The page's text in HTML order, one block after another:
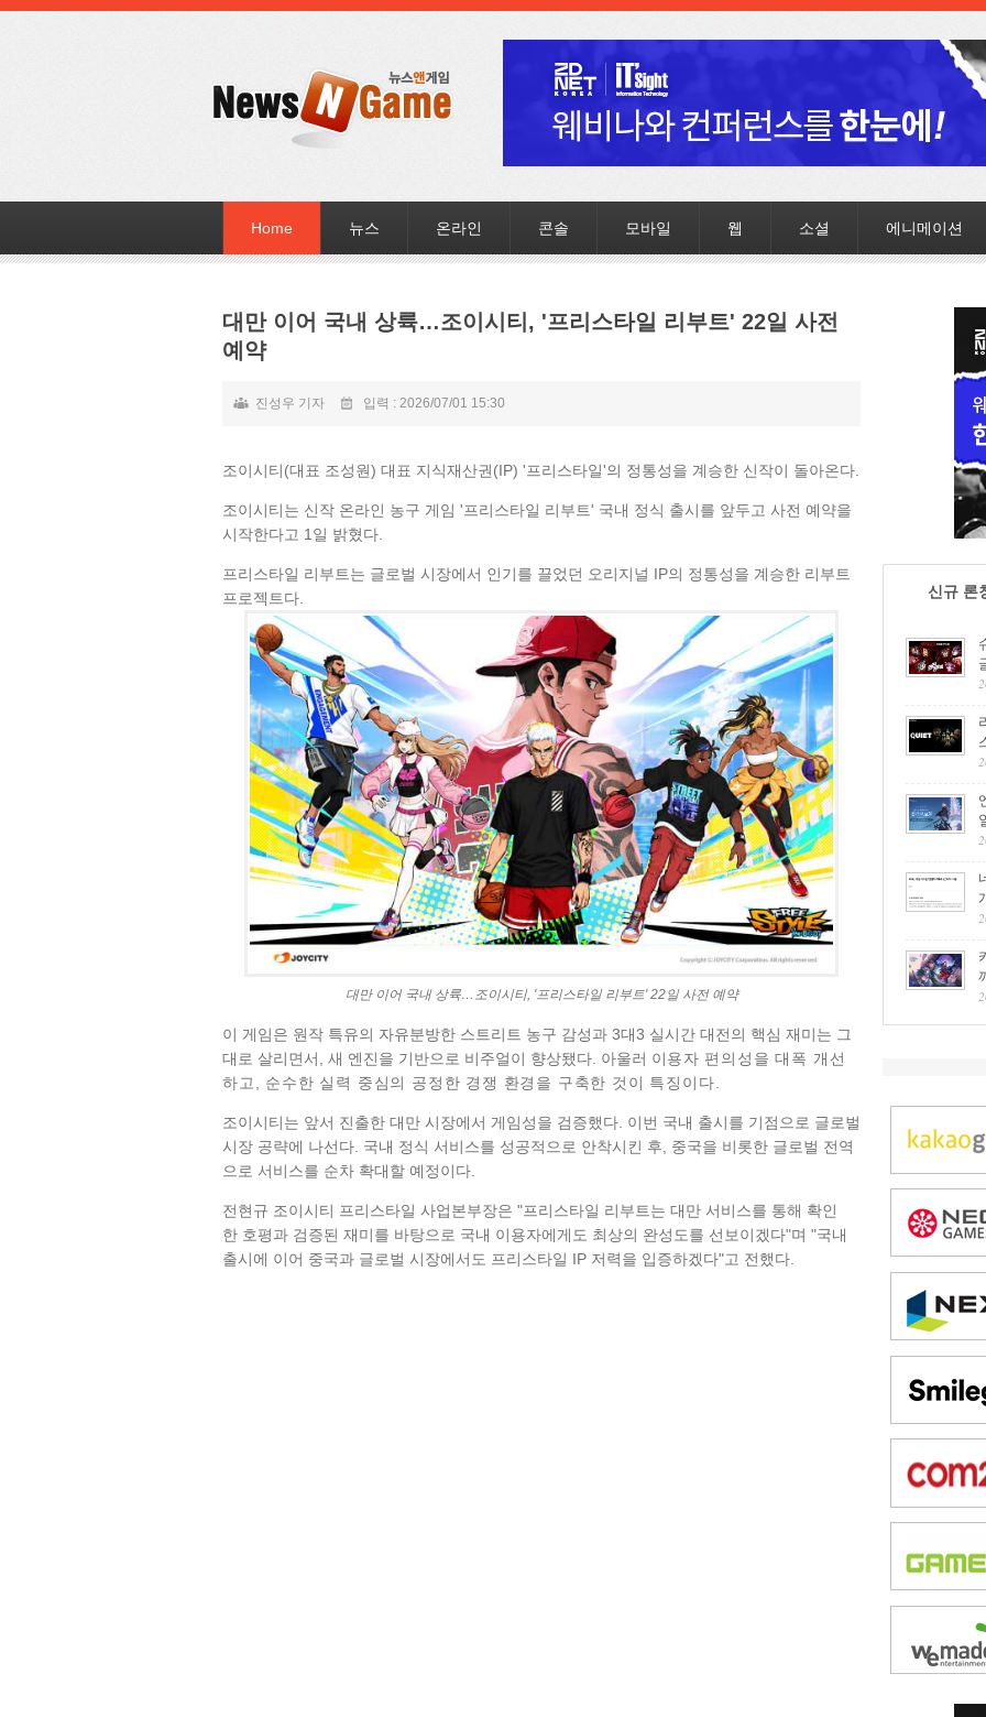
Home 뉴스 온라인 콘솔 모바일 웹 소셜 에니메이션
대만 이어 국내 상륙…조이시티, '프리스타일 리부트' 22일 사전
예약
진성우 기자 입력 : 2026/07/01 15:30
조이시티(대표 조성원) 대표 지식재산권(IP) '프리스타일'의 정통성을 계승한 신작이 돌아온다.
조이시티는 신작 온라인 농구 게임 '프리스타일 리부트' 국내 정식 출시를 앞두고 사전 예약을
시작한다고 1일 밝혔다.
프리스타일 리부트는 글로벌 시장에서 인기를 끌었던 오리지널 IP의 정통성을 계승한 리부트
프로젝트다.
대만 이어 국내 상륙…조이시티, '프리스타일 리부트' 22일 사전 예약
이 게임은 원작 특유의 자유분방한 스트리트 농구 감성과 3대3 실시간 대전의 핵심 재미는 그
대로 살리면서, 새 엔진을 기반으로 비주얼이 향상됐다. 아울러 이용자 편의성을 대폭 개선
하고, 순수한 실력 중심의 공정한 경쟁 환경을 구축한 것이 특징이다.
조이시티는 앞서 진출한 대만 시장에서 게임성을 검증했다. 이번 국내 출시를 기점으로 글로벌
시장 공략에 나선다. 국내 정식 서비스를 성공적으로 안착시킨 후, 중국을 비롯한 글로벌 전역
으로 서비스를 순차 확대할 예정이다.
전현규 조이시티 프리스타일 사업본부장은 "프리스타일 리부트는 대만 서비스를 통해 확인
한 호평과 검증된 재미를 바탕으로 국내 이용자에게도 최상의 완성도를 선보이겠다"며 "국내
출시에 이어 중국과 글로벌 시장에서도 프리스타일 IP 저력을 입증하겠다"고 전했다.
신규 론